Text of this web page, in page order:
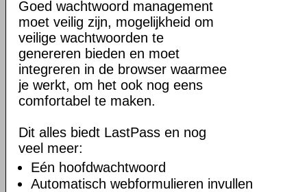
Goed wachtwoord management
moet veilig zijn, mogelijkheid om
veilige wachtwoorden te
genereren bieden en moet
integreren in de browser waarmee
je werkt, om het ook nog eens
comfortabel te maken.
Dit alles biedt LastPass en nog
veel meer:
Eén hoofdwachtwoord
Automatisch webformulieren invullen